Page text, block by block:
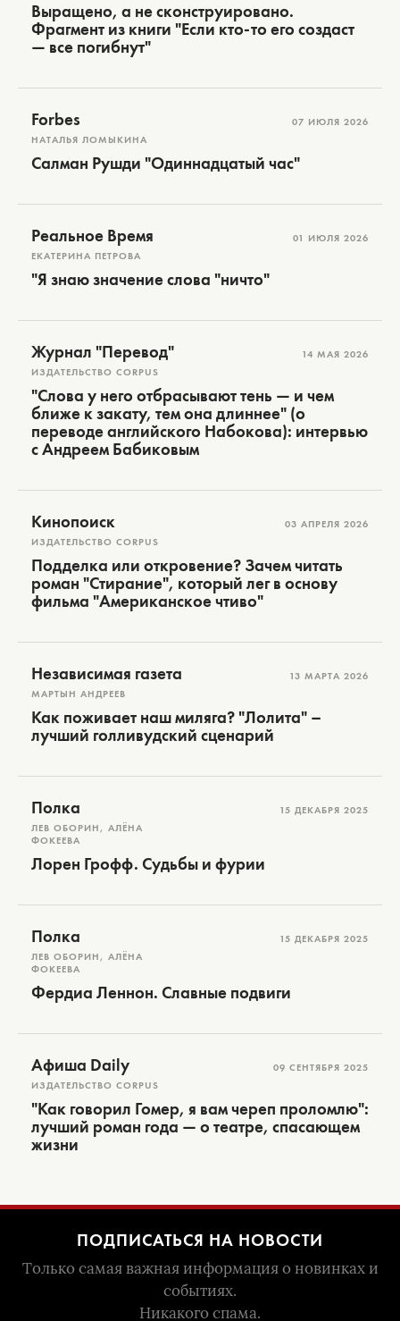
Выращено, а не сконструировано.
Фрагмент из книги "Если кто-то его создаст
— все погибнут"
Forbes
НАТАЛЬЯ ЛОМЫКИНА
07 ИЮЛЯ 2026
Салман Рушди "Одиннадцатый час"
Реальное Время
ЕКАТЕРИНА ПЕТРОВА
01 ИЮЛЯ 2026
"Я знаю значение слова "ничто"
Журнал "Перевод"
ИЗДАТЕЛЬСТВО CORPUS
14 МАЯ 2026
"Слова у него отбрасывают тень — и чем
ближе к закату, тем она длиннее" (о
переводе английского Набокова): интервью
с Андреем Бабиковым
Кинопоиск
ИЗДАТЕЛЬСТВО CORPUS
03 АПРЕЛЯ 2026
Подделка или откровение? Зачем читать
роман "Стирание", который лег в основу
фильма "Американское чтиво"
Независимая газета
МАРТЫН АНДРЕЕВ
13 МАРТА 2026
Как поживает наш миляга? "Лолита" –
лучший голливудский сценарий
Полка
ЛЕВ ОБОРИН, АЛЁНА
ФОКЕЕВА
15 ДЕКАБРЯ 2025
Лорен Грофф. Судьбы и фурии
Полка
ЛЕВ ОБОРИН, АЛЁНА
ФОКЕЕВА
15 ДЕКАБРЯ 2025
Фердиа Леннон. Славные подвиги
Афиша Daily
ИЗДАТЕЛЬСТВО CORPUS
09 СЕНТЯБРЯ 2025
"Как говорил Гомер, я вам череп проломлю":
лучший роман года — о театре, спасающем
жизни
ПОДПИСАТЬСЯ НА НОВОСТИ
Только самая важная информация о новинках и
событиях.
Никакого спама.